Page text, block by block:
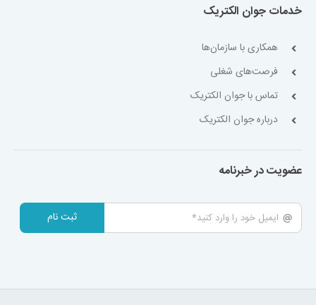
خدمات جوان الکتریک
همکاری با سازمان‌ها
فرصت‌های شغلی
تماس با جوان الکتریک
درباره جوان الکتریک
عضویت در خبرنامه
ثبت نام